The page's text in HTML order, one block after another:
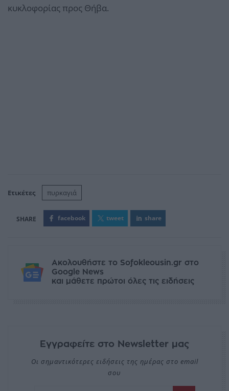
κυκλοφορίας προς Θήβα.
Ετικέτες πυρκαγιά
facebook tweet share
Ακολουθήστε το Sofokleousin.gr στο
Google News
και μάθετε πρώτοι όλες τις ειδήσεις
Εγγραφείτε στο Newsletter μας
Οι σημαντικότερες ειδήσεις της ημέρας στο email
σου